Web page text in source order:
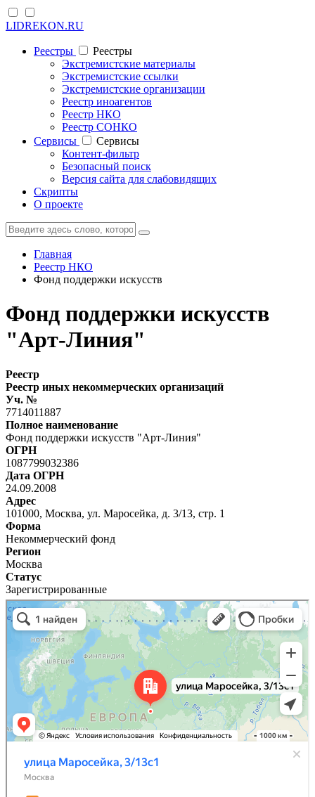
LIDREKON.RU
Реестры
Реестры
Экстремистские материалы
Экстремистские ссылки
Экстремистские организации
Реестр иноагентов
Реестр НКО
Реестр СОНКО
Cервисы
Cервисы
Контент-фильтр
Безопасный поиск
Версия сайта для слабовидящих
Скрипты
О проекте
Главная
Реестр НКО
Фонд поддержки искусств
Фонд поддержки искусств
"Арт-Линия"
Реестр
Реестр иных некоммерческих организаций
Уч. №
7714011887
Полное наименование
Фонд поддержки искусств "Арт-Линия"
ОГРН
1087799032386
Дата ОГРН
24.09.2008
Адрес
101000, Москва, ул. Маросейка, д. 3/13, стр. 1
Форма
Некоммерческий фонд
Регион
Москва
Статус
Зарегистрированные